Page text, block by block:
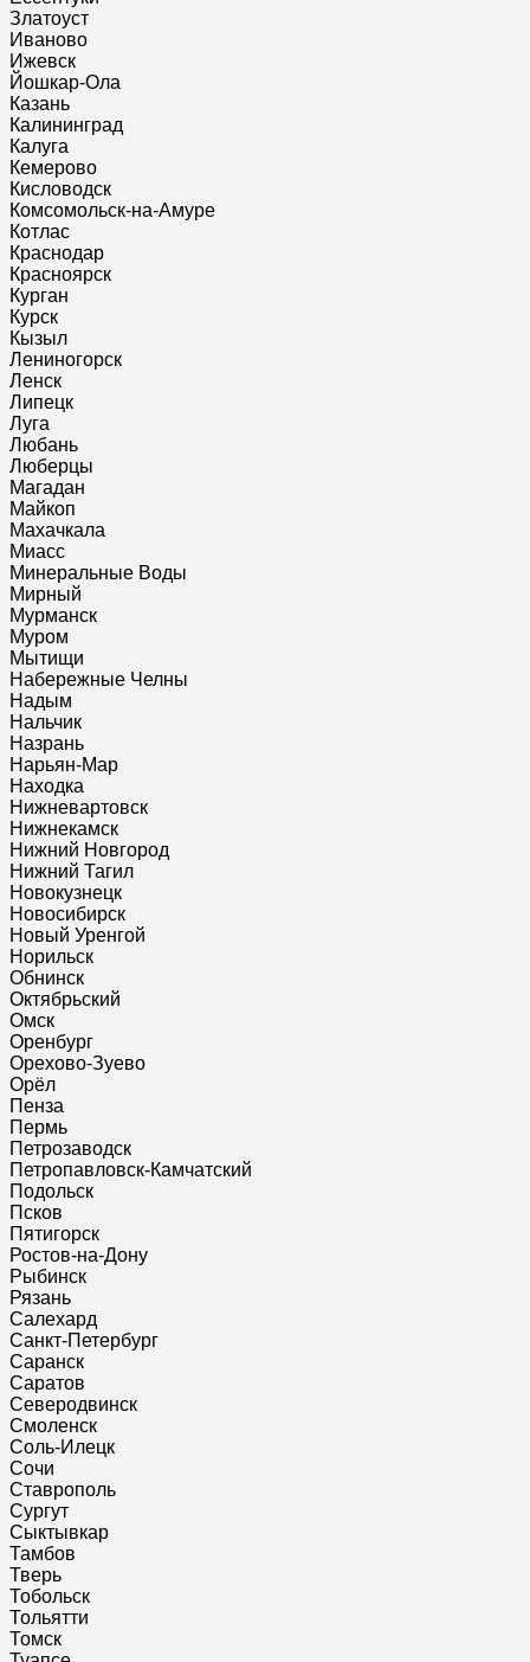
Златоуст
Иваново
Ижевск
Йошкар-Ола
Казань
Калининград
Калуга
Кемерово
Кисловодск
Комсомольск-на-Амуре
Котлас
Краснодар
Красноярск
Курган
Курск
Кызыл
Лениногорск
Ленск
Липецк
Луга
Любань
Люберцы
Магадан
Майкоп
Махачкала
Миасс
Минеральные Воды
Мирный
Мурманск
Муром
Мытищи
Набережные Челны
Надым
Нальчик
Назрань
Нарьян-Мар
Находка
Нижневартовск
Нижнекамск
Нижний Новгород
Нижний Тагил
Новокузнецк
Новосибирск
Новый Уренгой
Норильск
Обнинск
Октябрьский
Омск
Оренбург
Орехово-Зуево
Орёл
Пенза
Пермь
Петрозаводск
Петропавловск-Камчатский
Подольск
Псков
Пятигорск
Ростов-на-Дону
Рыбинск
Рязань
Салехард
Санкт-Петербург
Саранск
Саратов
Северодвинск
Смоленск
Соль-Илецк
Сочи
Ставрополь
Сургут
Сыктывкар
Тамбов
Тверь
Тобольск
Тольятти
Томск